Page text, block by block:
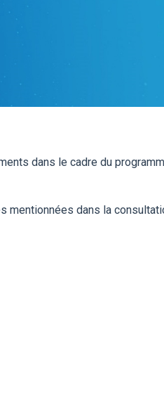
dans le cadre du
mentionnées dans la